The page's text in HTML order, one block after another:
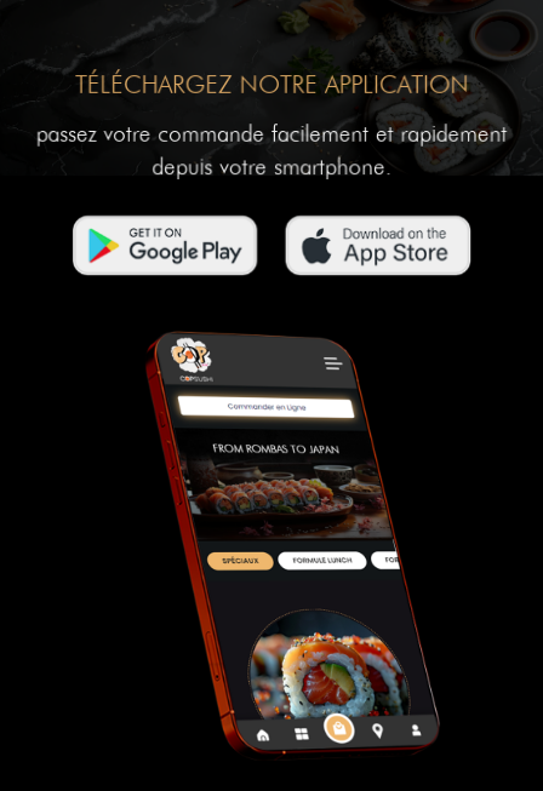
TÉLÉCHARGEZ NOTRE APPLICATION
passez votre commande facilement et rapidement
depuis votre smartphone.